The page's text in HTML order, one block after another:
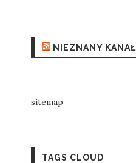
NIEZNANY KANAŁ
sitemap
TAGS CLOUD